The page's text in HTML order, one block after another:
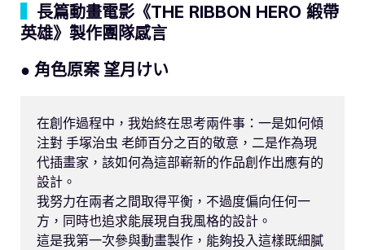
長篇動畫電影《THE RIBBON HERO 緞帶
英雄》製作團隊感言
● 角色原案 望月けい
在創作過程中，我始終在思考兩件事：一是如何傾
注對 手塚治虫 老師百分之百的敬意，二是作為現
代插畫家，該如何為這部嶄新的作品創作出應有的
設計。
我努力在兩者之間取得平衡，不過度偏向任何一
方，同時也追求能展現自我風格的設計。
這是我第一次參與動畫製作，能夠投入這樣既細膩